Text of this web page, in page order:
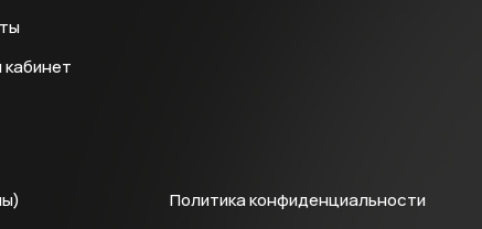
Политика конфиденциальности